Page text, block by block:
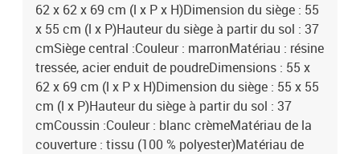
62 x 62 x 69 cm (l x P x H)Dimension du siège : 55
x 55 cm (l x P)Hauteur du siège à partir du sol : 37
cmSiège central :Couleur : marronMatériau : résine
tressée, acier enduit de poudreDimensions : 55 x
62 x 69 cm (l x P x H)Dimension du siège : 55 x 55
cm (l x P)Hauteur du siège à partir du sol : 37
cmCoussin :Couleur : blanc crèmeMatériau de la
couverture : tissu (100 % polyester)Matériau de